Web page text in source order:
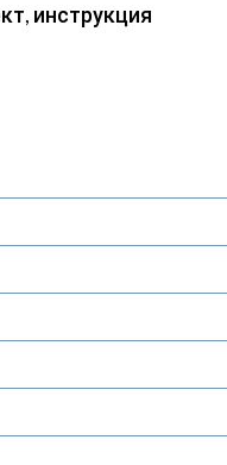
инструкция